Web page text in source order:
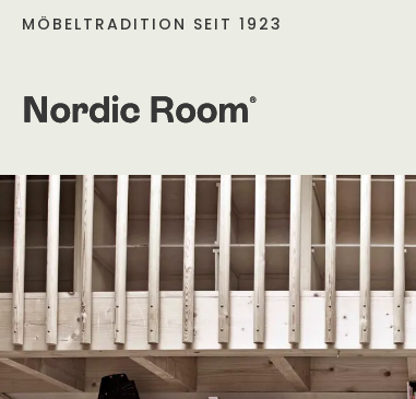
MÖBELTRADITION SEIT 1923